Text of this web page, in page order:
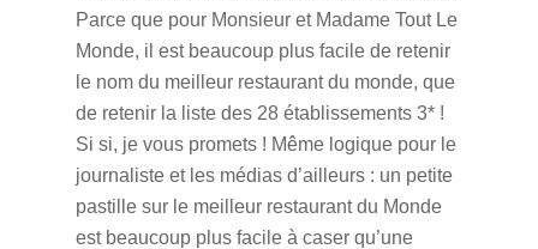
Parce que pour Monsieur et Madame Tout Le
Monde, il est beaucoup plus facile de retenir
le nom du meilleur restaurant du monde, que
de retenir la liste des 28 établissements 3* !
Si si, je vous promets ! Même logique pour le
journaliste et les médias d’ailleurs : un petite
pastille sur le meilleur restaurant du Monde
est beaucoup plus facile à caser qu’une